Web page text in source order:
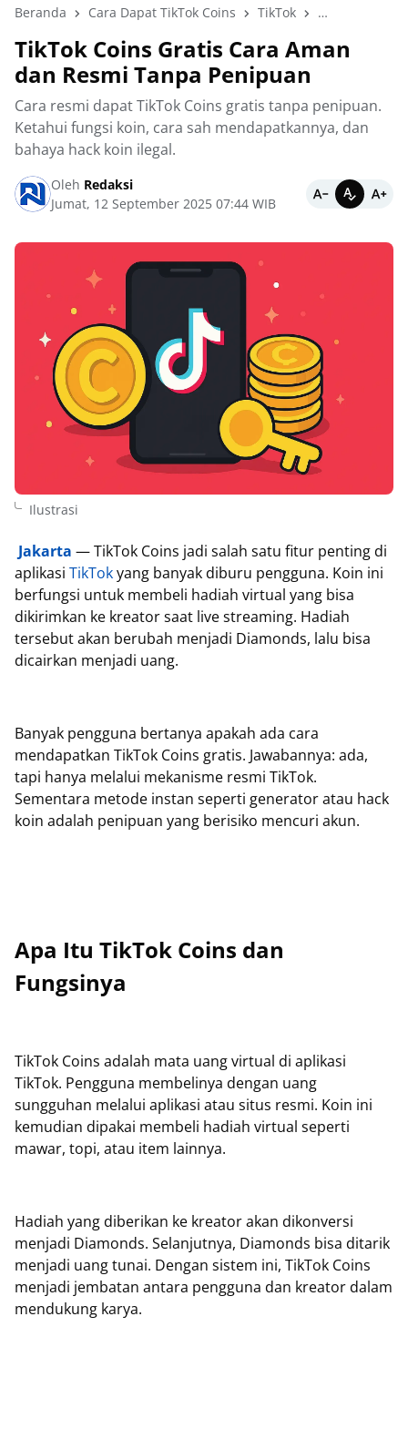
Beranda Cara Dapat TikTok Coins TikTok TikTok Aman
TikTok Coins Gratis Cara Aman
dan Resmi Tanpa Penipuan
Cara resmi dapat TikTok Coins gratis tanpa penipuan.
Ketahui fungsi koin, cara sah mendapatkannya, dan
bahaya hack koin ilegal.
Oleh Redaksi
Jumat, 12 September 2025 07:44 WIB
Ilustrasi
Jakarta — TikTok Coins jadi salah satu fitur penting di
aplikasi TikTokyang banyak diburu pengguna. Koin ini
berfungsi untuk membeli hadiah virtual yang bisa
dikirimkan ke kreator saat live streaming. Hadiah
tersebut akan berubah menjadi Diamonds, lalu bisa
dicairkan menjadi uang.
Banyak pengguna bertanya apakah ada cara
mendapatkan TikTok Coins gratis. Jawabannya: ada,
tapi hanya melalui mekanisme resmi TikTok.
Sementara metode instan seperti generator atau hack
koin adalah penipuan yang berisiko mencuri akun.
Apa Itu TikTok Coins dan
Fungsinya
TikTok Coins adalah mata uang virtual di aplikasi
TikTok. Pengguna membelinya dengan uang
sungguhan melalui aplikasi atau situs resmi. Koin ini
kemudian dipakai membeli hadiah virtual seperti
mawar, topi, atau item lainnya.
Hadiah yang diberikan ke kreator akan dikonversi
menjadi Diamonds. Selanjutnya, Diamonds bisa ditarik
menjadi uang tunai. Dengan sistem ini, TikTok Coins
menjadi jembatan antara pengguna dan kreator dalam
mendukung karya.